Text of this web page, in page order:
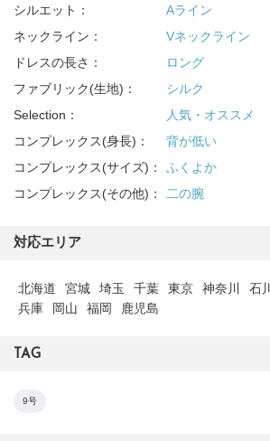
シルエット：
Aライン
ネックライン：
Vネックライン
ドレスの長さ：
ロング
ファブリック(生地)：
シルク
Selection：
人気・オススメ
コンプレックス(身長)：
背が低い
コンプレックス(サイズ)：
ふくよか
コンプレックス(その他)：
二の腕
対応エリア
北海道 宮城 埼玉 千葉 東京 神奈川 石川
兵庫
岡山 福岡 鹿児島
TAG
9号